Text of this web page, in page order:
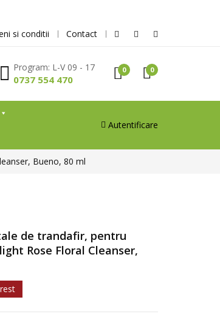
si conditii Contact
Program: L-V 09 - 17
0737 554 470
0 0
Autentificare
Bueno, 80 ml
de trandafir, pentru
Rose Floral Cleanser,